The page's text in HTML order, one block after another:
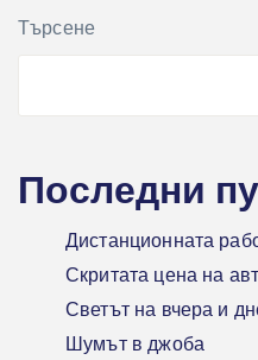
Търсене
Последни
Дистанционната
Скритата цена на
Светът на вчера и
Шумът в джоба